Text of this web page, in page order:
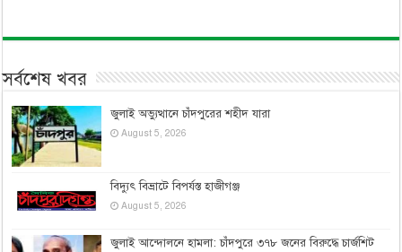
সর্বশেষ খবর
জুলাই অভ্যুত্থানে চাঁদপুরের শহীদ যারা
August 5, 2026
বিদ্যুৎ বিভ্রাটে বিপর্যস্ত হাজীগঞ্জ
August 5, 2026
জুলাই আন্দোলনে হামলা: চাঁদপুরে ৩৭৮ জনের বিরুদ্ধে চার্জশিট